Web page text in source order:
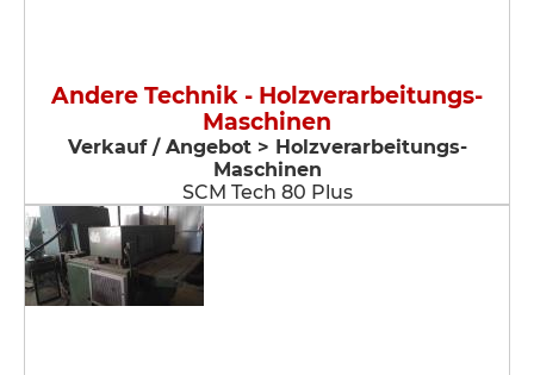
Andere Technik - Holzverarbeitungs-
Maschinen
Verkauf / Angebot > Holzverarbeitungs-
Maschinen
SCM Tech 80 Plus